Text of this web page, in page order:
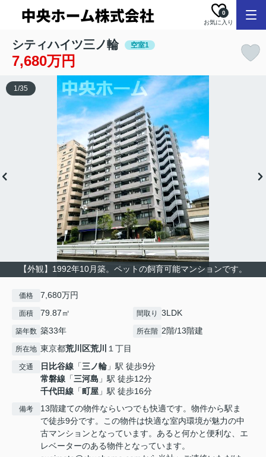
お気に入り
0
シティハイツ三ノ輪 空室1
7,680万円
【外観】1992年10月築。ペットの飼育可能マンションです。
1/35
価格 7,680万円
面積 79.87㎡ 間取り 3LDK
築年数 築33年 所在階 2階/13階建
所在地 東京都荒川区荒川 １丁目
交通 日比谷線 「三ノ輪 」駅 徒歩9分
常磐線 「三河島 」駅 徒歩12分
千代田線 「町屋 」駅 徒歩16分
備考
13階建ての物件ならいつでも快適です。物件から駅ま
で徒歩9分です。この物件は快適な室内環境が魅力の中
古マンションとなっています。あると何かと便利な、エ
レベーターのある物件となっています。